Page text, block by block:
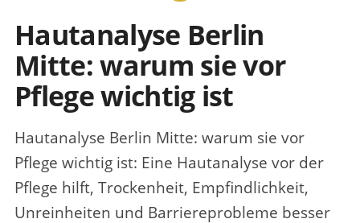
Hautanalyse Berlin
Mitte: warum sie vor
Pflege wichtig ist
Hautanalyse Berlin Mitte: warum sie vor
Pflege wichtig ist: Eine Hautanalyse vor der
Pflege hilft, Trockenheit, Empfindlichkeit,
Unreinheiten und Barriereprobleme besser